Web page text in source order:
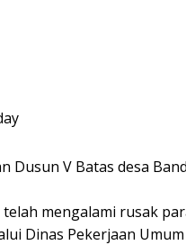
Dusun V Batas desa
telah mengalami rusak
Dinas Pekerjaan Umum